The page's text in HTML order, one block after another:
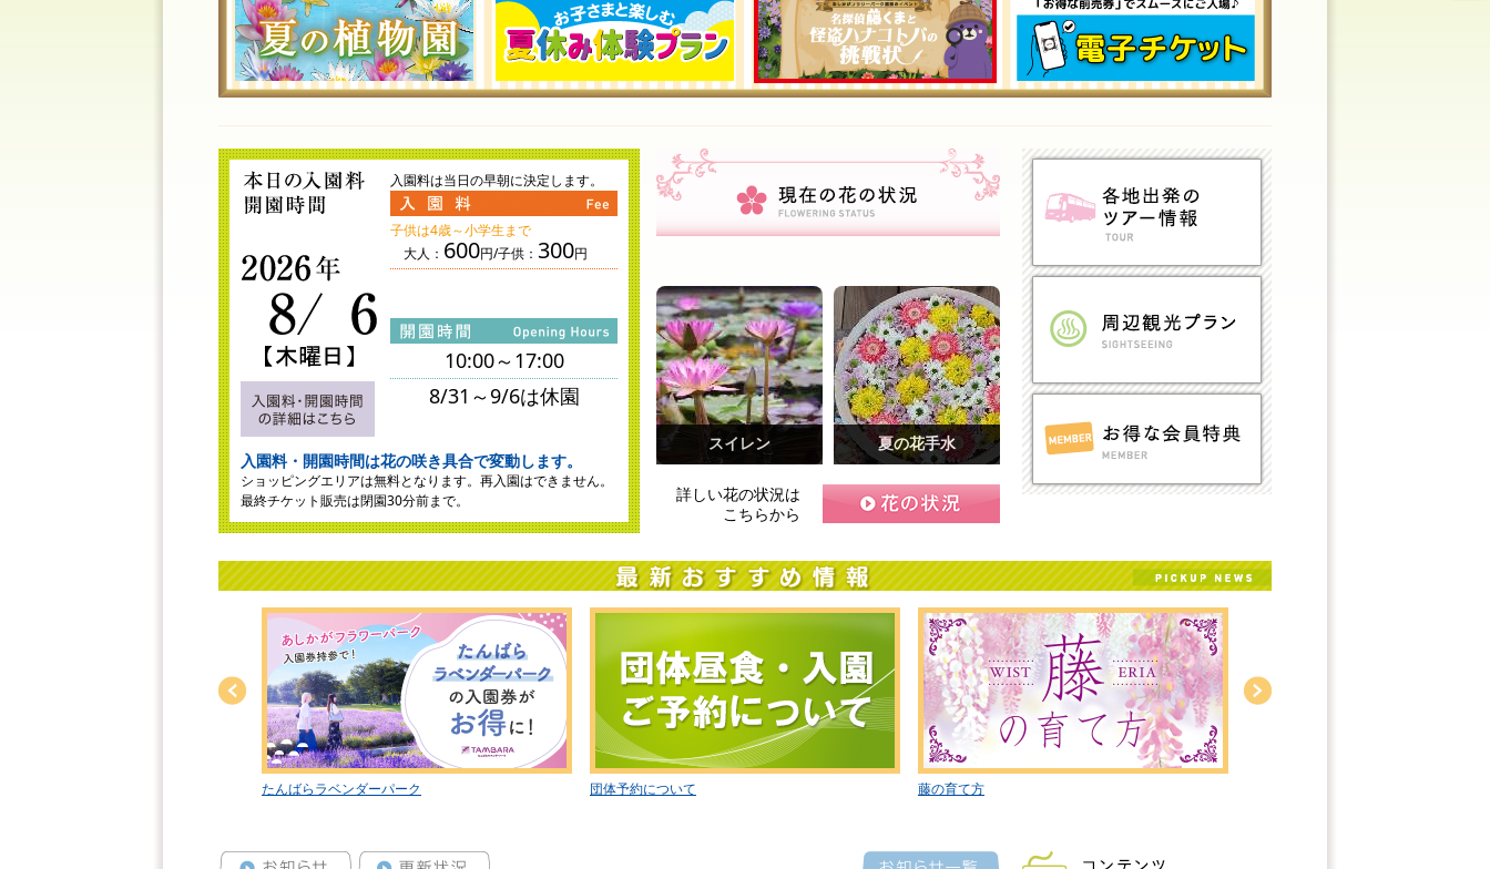
入園料は当日の早朝に決定します。
子供は4歳～小学生まで
大人： 600円/子供： 300円
10:00～17:00
8/31～9/6は休園
入園料・開園時間は花の咲き具合で変動します。
ショッピングエリアは無料となります。再入園はできません。
最終チケット販売は閉園30分前まで。
スイレン
らから
夏の花手水
らから
詳しい花の状況は
こちらから
たんばらラベンダーパーク 団体予約について 藤の育て方